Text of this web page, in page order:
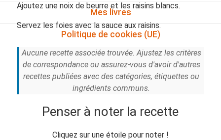
Mes livres
Politique de cookies (UE)
Ajoutez une noix de beurre et les raisins blancs.
Servez les foies avec la sauce aux raisins.
Aucune recette associée trouvée. Ajustez les critères
de correspondance ou assurez-vous d'avoir d'autres
recettes publiées avec des catégories, étiquettes ou
ingrédients communs.
Penser à noter la recette
Cliquez sur une étoile pour noter !